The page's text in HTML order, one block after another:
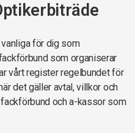
för dig som
som organiserar
vårt register regelbundet för
det gäller avtal, villkor och
och a-kassor som